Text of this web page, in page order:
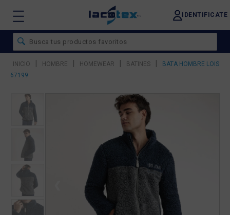
IDENTIFICATE
INICIO | HOMBRE | HOMEWEAR | BATINES |
BATA HOMBRE LOIS
67199